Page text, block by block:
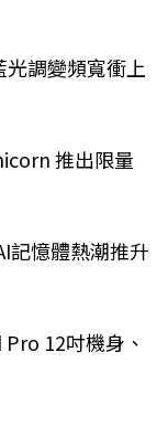
調變頻寬衝上
推出限量
記憶體熱潮推升
12吋機身、